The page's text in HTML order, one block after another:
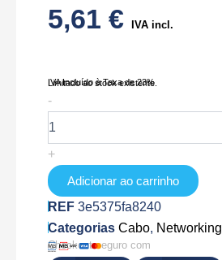
5,61 € IVA incl.
IVA Incluído à Taxa de 23%
Limitado ao stock existente.
-Quantidade
de
SF-
SC-
UPC-
SC-
UPC-
OS2-
DX-
3M-
+
Adicionar ao carrinho
REF 3e5375fa8240
Categorias Cabo, Networking
Checkout seguro com